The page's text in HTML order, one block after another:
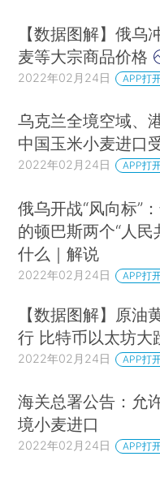
【数据图解】俄乌
麦等大宗商品价格
2022年02月24日 APP打
乌克兰全境空域、
中国玉米小麦进口
2022年02月24日 APP打
俄乌开战“风向标”
的顿巴斯两个“人民
什么｜解说
2022年02月24日 APP打
【数据图解】原油
行 比特币以太坊大
2022年02月24日 APP打
海关总署公告：允
境小麦进口
2022年02月24日 APP打